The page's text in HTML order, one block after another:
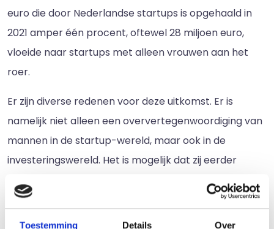
Toestemming Details Over
euro die door Nederlandse startups is opgehaald in
2021 amper één procent, oftewel 28 miljoen euro,
vloeide naar startups met alleen vrouwen aan het
roer.
Er zijn diverse redenen voor deze uitkomst. Er is
namelijk niet alleen een oververtegenwoordiging van
mannen in de startup-wereld, maar ook in de
investeringswereld. Het is mogelijk dat zij eerder
Daarnaast runnen vrouwen vaak een startup dat een
consumentenproduct aanbiedt, terwijl investeerders